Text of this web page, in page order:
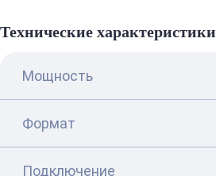
Технические характеристики
Мощность
Формат
Подключение